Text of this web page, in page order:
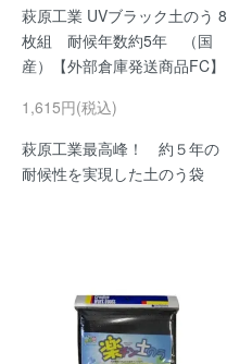
萩原工業 UVブラック土のう 8
枚組 耐候年数約5年 （国
産）【外部倉庫発送商品FC】
1,615円(税込)
萩原工業最高峰！ 約５年の
耐候性を実現した土のう袋